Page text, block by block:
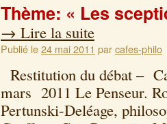
Thème: « Les
→ Lire la suite
Publié le24 mai 2011 parcafes-philo
Restitution du débat –
mars 2011 Le Penseur.
Pertunski-Deléage,